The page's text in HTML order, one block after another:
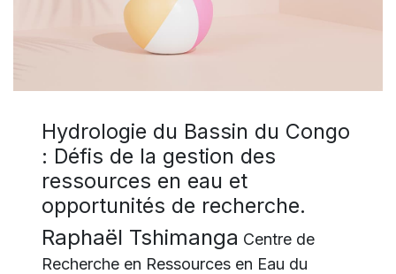
Hydrologie du Bassin du Congo
: Défis de la gestion des
ressources en eau et
opportunités de recherche.
Raphaël Tshimanga Centre de
Recherche en Ressources en Eau du